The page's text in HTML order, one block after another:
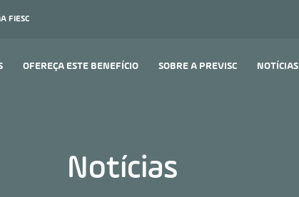
FIESC
OFEREÇA ESTE BENEFÍCIO SOBRE A PREVISC NOTÍCIAS
Notícias